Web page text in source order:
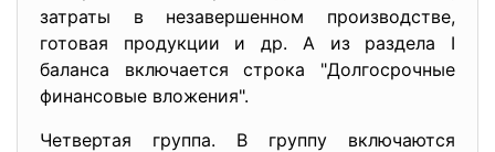
затраты в незавершенном производстве,
готовая продукции и др. А из раздела I
баланса включается строка "Долгосрочные
финансовые вложения".
Четвертая группа. В группу включаются